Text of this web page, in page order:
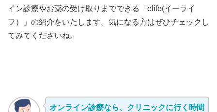
イン診療やお薬の受け取りまでできる「elife(イーライ
フ）」の紹介をいたします。気になる方はぜひチェックし
てみてくださいね。
オンライン診療なら、クリニックに行く時間